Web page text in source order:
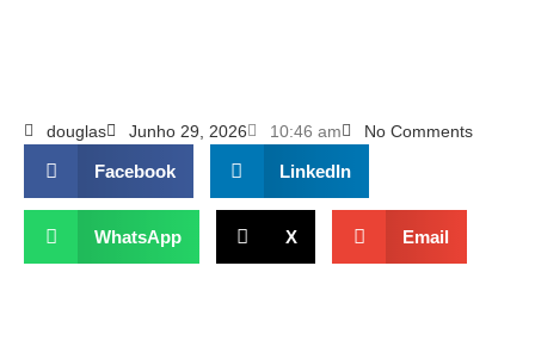
douglas Junho 29, 2026 10:46 am No Comments
Facebook LinkedIn
WhatsApp X Email